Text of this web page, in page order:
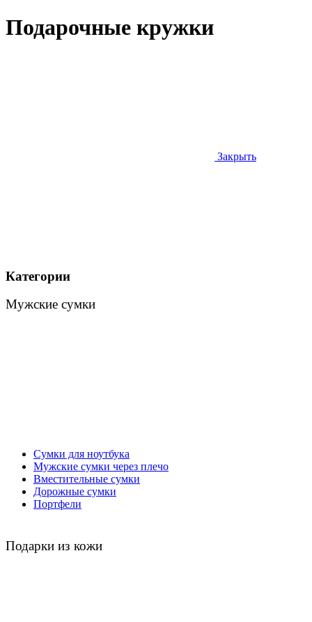
Подарочные кружки
Закрыть
Категории
Мужские сумки
Сумки для ноутбука
Мужские сумки через плечо
Вместительные сумки
Дорожные сумки
Портфели
Подарки из кожи